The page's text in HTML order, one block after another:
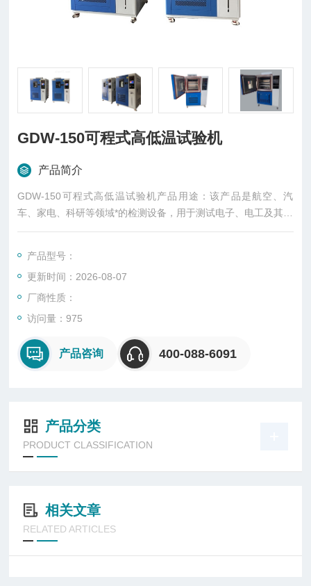
GDW-150可程式高低温试验机
产品简介
GDW-150可程式高低温试验机产品用途：该产品是航空、汽
车、家电、科研等领域*的检测设备，用于测试电子、电工及其它
产品材料进行高温、低温、或恒定试验的温度环境变化后结果及
产品型号：
更新时间：2026-08-07
厂商性质：
访问量：975
产品咨询 400-088-6091
产品分类
PRODUCT CLASSIFICATION
相关文章
RELATED ARTICLES